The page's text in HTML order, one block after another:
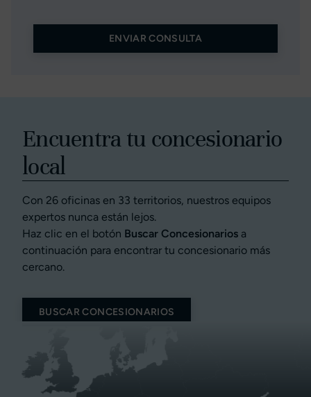
ENVIAR CONSULTA
Encuentra tu concesionario
local
Con 26 oficinas en 33 territorios, nuestros equipos
expertos nunca están lejos.
Haz clic en el botón Buscar Concesionarios a
continuación para encontrar tu concesionario más
cercano.
BUSCAR CONCESIONARIOS